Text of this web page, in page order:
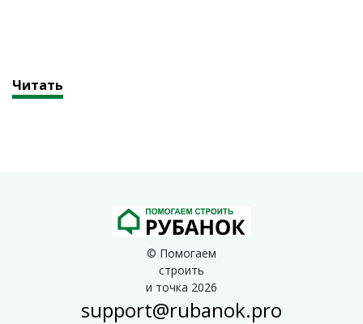
Читать
© Помогаем
строить
и точка 2026
support@rubanok.pro